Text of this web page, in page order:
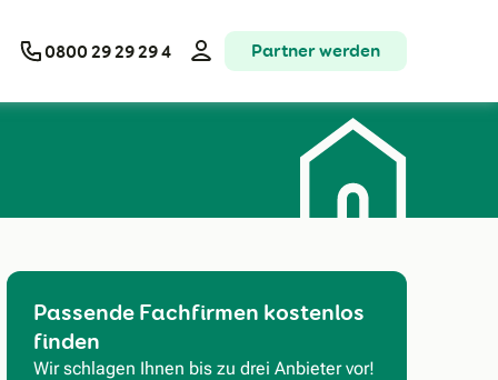
0800 29 29 29 4 Partner werden
Passende Fachfirmen kostenlos
finden
Wir schlagen Ihnen bis zu drei Anbieter vor!